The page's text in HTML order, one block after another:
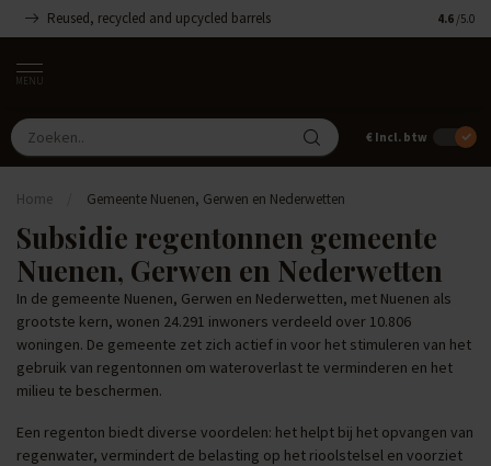
Reused, recycled and upcycled barrels 4.6 /5.0
MENU
€ Incl. btw
Home Gemeente Nuenen, Gerwen en Nederwetten
Subsidie regentonnen gemeente
Nuenen, Gerwen en Nederwetten
In de gemeente Nuenen, Gerwen en Nederwetten, met Nuenen als
grootste kern, wonen 24.291 inwoners verdeeld over 10.806
woningen. De gemeente zet zich actief in voor het stimuleren van het
gebruik van regentonnen om wateroverlast te verminderen en het
milieu te beschermen.
Een regenton biedt diverse voordelen: het helpt bij het opvangen van
regenwater, vermindert de belasting op het rioolstelsel en voorziet